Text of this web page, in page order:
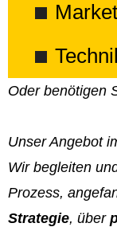
Oder benötigen
Unser Angebot
Wir begleiten
Prozess,
Strategie, über